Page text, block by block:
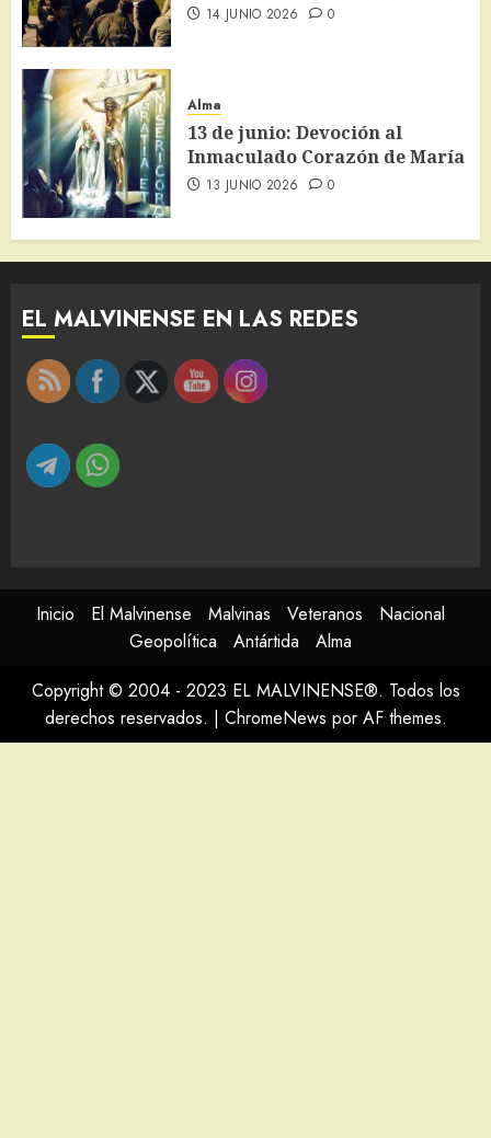
14 JUNIO 2026 0
Alma
13 de junio: Devoción al
Inmaculado Corazón de María
13 JUNIO 2026 0
EL MALVINENSE EN LAS REDES
Inicio El Malvinense Malvinas Veteranos
Nacional
Geopolítica
Antártida
Alma
Copyright © 2004 - 2023 EL MALVINENSE®. Todos los
derechos reservados. | ChromeNews por AF themes.